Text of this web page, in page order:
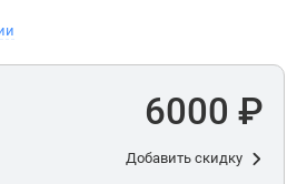
6000 ₽
Добавить скидку